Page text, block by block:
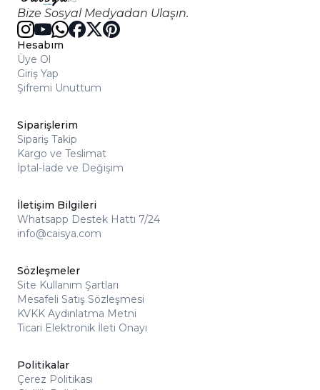
Bize Sosyal Medyadan Ulaşın.
Hesabım
Üye Ol
Giriş Yap
Şifremi Unuttum
Siparişlerim
Sipariş Takip
Kargo ve Teslimat
İptal-İade ve Değişim
İletişim Bilgileri
Whatsapp Destek Hattı 7/24
info@caisya.com
Sözleşmeler
Site Kullanım Şartları
Mesafeli Satış Sözleşmesi
KVKK Aydınlatma Metni
Ticari Elektronik İleti Onayı
Politikalar
Çerez Politikası